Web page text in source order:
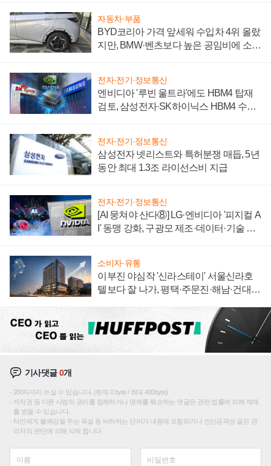
자동차·부품
BYD코리아 가격 앞세워 수입차 4위 올랐
지만, BMW·벤츠보다 높은 공임비에 소비
전자·전기·정보통신
엔비디아 '루빈 울트라'에도 HBM4 탑재
검토, 삼성전자·SK하이닉스 HBM4 수율
전자·전기·정보통신
삼성전자 넷리스트와 특허분쟁 매듭, 5년
동안 최대 1.3조 라이선스비 지급
전자·전기·정보통신
[AI 뭉쳐야 산다⑧] LG·엔비디아 '피지컬 A
I' 동맹 강화, 구광모 제조·데이터·기술 결
소비자·유통
이부진 야심작 '신라스테이' 서울신라호
텔보다 잘 나가, 평택·주문진·해남·건대로
기사댓글0개
200자까지 쓰실 수 있습니다. (현재 0 byte / 최대 400byte)
저작권 등 다른 사람의 권리를 침해하거나 명예를 훼손하는 댓글은 관련 법률에 의해 제재
를 받을 수 있습니다.
타인에게 불쾌감을 주는 욕설 등 비하하는 단어가 내용에 포함되거나 인신공격성 글은 관
리자의 판단에 의해 삭제 합니다.